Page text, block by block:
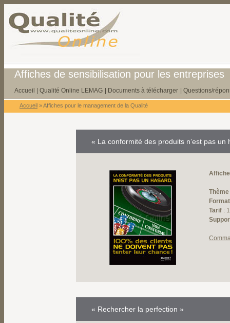
Affiches de sensibilisation pour les entreprises
Accueil Qualité Online LEMAG Documents à télécharger Questions/
Accueil » Affiches pour le management de la Qualité
« La conformité des produits n’est pas un
Thème
Format
Tarif :
« Rechercher la perfection »